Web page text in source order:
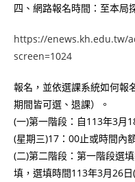
四、網路報名時間：至本局
https://enews.kh.edu.tw/
screen=1024
報名，並依選課系統如何報
期間皆可選、退課）。
(一)第一階段：自113年3月
(星期三)17：00止或時間內
(二)第二階段：第一階段選
填，選填時間113年3月26